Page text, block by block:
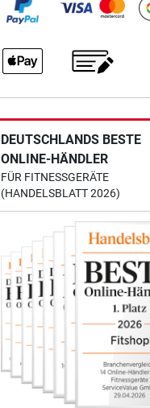
DEUTSCHLANDS BESTE
ONLINE-HÄNDLER
FÜR FITNESSGERÄTE
(HANDELSBLATT 2026)